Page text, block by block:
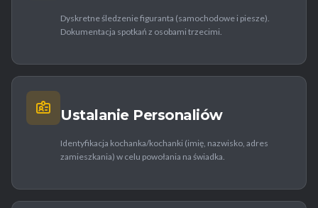
Dyskretne śledzenie figuranta (samochodowe i piesze).
Dokumentacja spotkań z osobami trzecimi.
Ustalanie Personaliów
Identyfikacja kochanka/kochanki (imię, nazwisko, adres
zamieszkania) w celu powołania na świadka.